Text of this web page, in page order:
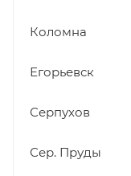
Коломна
Егорьевск
Серпухов
Сер. Пруды